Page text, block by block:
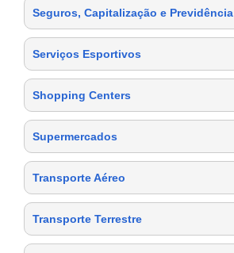
Seguros, Capitalização e Previdência
Serviços Esportivos
Shopping Centers
Supermercados
Transporte Aéreo
Transporte Terrestre